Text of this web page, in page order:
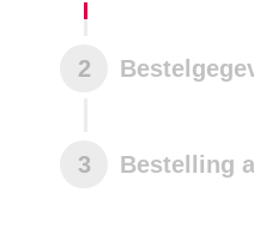
2
Bestelling
3